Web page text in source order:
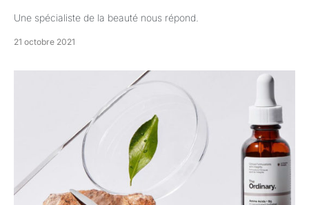
Une spécialiste de la beauté nous répond.
21 octobre 2021